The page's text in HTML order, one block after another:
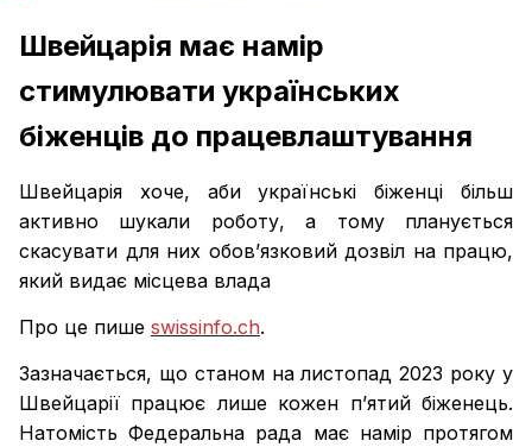
Швейцарія має намір
стимулювати українських
біженців до працевлаштування
Швейцарія хоче, аби українські біженці більш
активно шукали роботу, а тому планується
скасувати для них обов’язковий дозвіл на працю,
який видає місцева влада
Про це пише swissinfo.ch.
Зазначається, що станом на листопад 2023 року у
Швейцарії працює лише кожен п’ятий біженець.
Натомість Федеральна рада має намір протягом